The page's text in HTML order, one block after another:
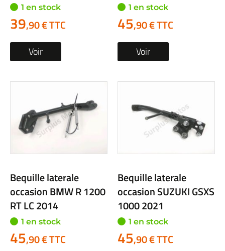
1 en stock
39,90 € TTC
Voir
1 en stock
45,90 € TTC
Voir
Bequille laterale
occasion BMW R 1200
RT LC 2014
1 en stock
45,90 € TTC
Bequille laterale
occasion SUZUKI GSXS
1000 2021
1 en stock
45,90 € TTC